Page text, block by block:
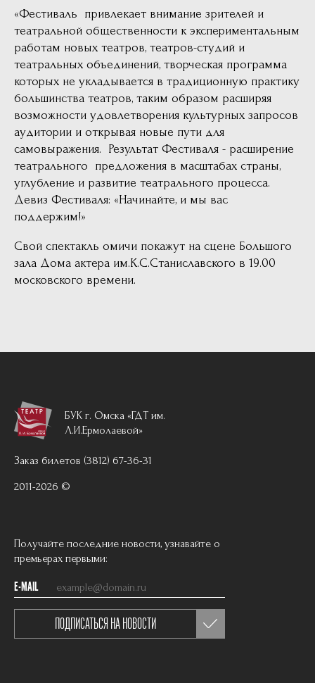
«Фестиваль привлекает внимание зрителей и
театральной общественности к экспериментальным
работам новых театров, театров-студий и
театральных объединений, творческая программа
которых не укладывается в традиционную практику
большинства театров, таким образом расширяя
возможности удовлетворения культурных запросов
аудитории и открывая новые пути для
самовыражения. Результат Фестиваля - расширение
театрального предложения в масштабах страны,
углубление и развитие театрального процесса.
Девиз Фестиваля: «Начинайте, и мы вас
поддержим!»
Свой спектакль омичи покажут на сцене Большого
зала Дома актера им.К.С.Станиславского в 19.00
московского времени.
БУК г. Омска «ГДТ им.
Л.И.Ермолаевой»
Заказ билетов (3812) 67-36-31
2011-2026 ©
Получайте последние новости, узнавайте о
премьерах первыми:
E-MAIL
ПОДПИСАТЬСЯ НА НОВОСТИ